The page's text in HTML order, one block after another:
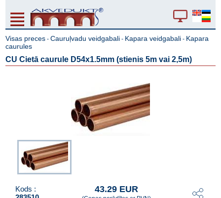
Visas preces -Cauruļvadu veidgabali - Kapara veidgabali - Kapara
caurules
CU Cietā caurule D54x1.5mm (stienis 5m vai 2,5m)
Kods :
43.29 EUR